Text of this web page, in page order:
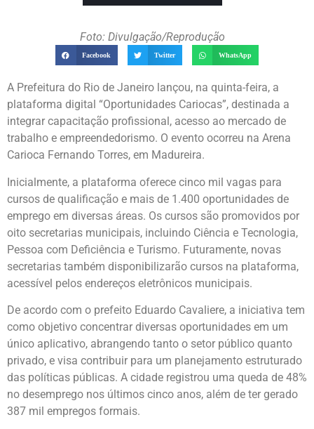
Foto: Divulgação/Reprodução
Facebook Twitter WhatsApp
A Prefeitura do Rio de Janeiro lançou, na quinta-feira, a
plataforma digital “Oportunidades Cariocas”, destinada a
integrar capacitação profissional, acesso ao mercado de
trabalho e empreendedorismo. O evento ocorreu na Arena
Carioca Fernando Torres, em Madureira.
Inicialmente, a plataforma oferece cinco mil vagas para
cursos de qualificação e mais de 1.400 oportunidades de
emprego em diversas áreas. Os cursos são promovidos por
oito secretarias municipais, incluindo Ciência e Tecnologia,
Pessoa com Deficiência e Turismo. Futuramente, novas
secretarias também disponibilizarão cursos na plataforma,
acessível pelos endereços eletrônicos municipais.
De acordo com o prefeito Eduardo Cavaliere, a iniciativa tem
como objetivo concentrar diversas oportunidades em um
único aplicativo, abrangendo tanto o setor público quanto
privado, e visa contribuir para um planejamento estruturado
das políticas públicas. A cidade registrou uma queda de 48%
no desemprego nos últimos cinco anos, além de ter gerado
387 mil empregos formais.